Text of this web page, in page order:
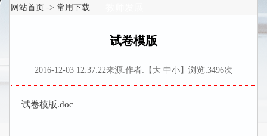
教学研究
临床技能中心
招生信息
网站首页 -> 常用下载
试卷模版
2016-12-03 12:37:22来源:作者: 【 大 中小】 浏览:3496次
试卷模版.doc